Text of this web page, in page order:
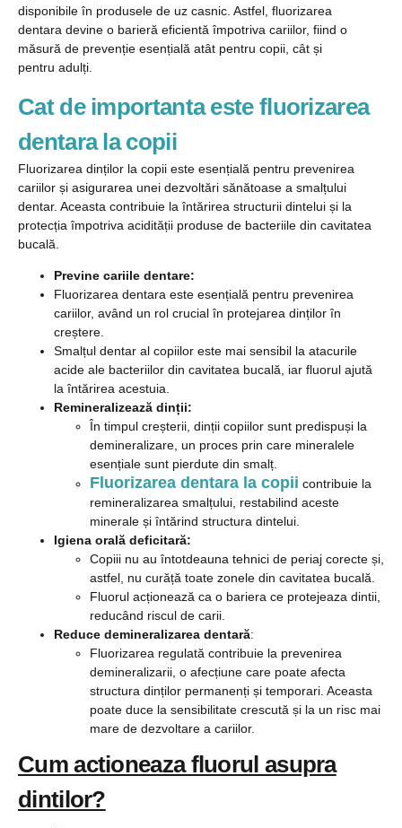
disponibile în produsele de uz casnic. Astfel, fluorizarea
dentara devine o barieră eficientă împotriva cariilor, fiind o
măsură de prevenție esențială atât pentru copii, cât și
pentru adulți.
Cat de importanta este fluorizarea
dentara la copii
Fluorizarea dinților la copii este esențială pentru prevenirea
cariilor și asigurarea unei dezvoltări sănătoase a smalțului
dentar. Aceasta contribuie la întărirea structurii dintelui și la
protecția împotriva acidității produse de bacteriile din cavitatea
bucală.
Previne cariile dentare:
Fluorizarea dentara este esențială pentru prevenirea
cariilor, având un rol crucial în protejarea dinților în
creștere.
Smalțul dentar al copiilor este mai sensibil la atacurile
acide ale bacteriilor din cavitatea bucală, iar fluorul ajută
la întărirea acestuia.
Remineralizează dinții:
În timpul creșterii, dinții copiilor sunt predispuși la
demineralizare, un proces prin care mineralele
esențiale sunt pierdute din smalț.
Fluorizarea dentara la copii contribuie la
remineralizarea smalțului, restabilind aceste
minerale și întărind structura dintelui.
Igiena orală deficitară:
Copiii nu au întotdeauna tehnici de periaj corecte și,
astfel, nu curăță toate zonele din cavitatea bucală.
Fluorul acționează ca o bariera ce protejeaza dintii,
reducând riscul de carii.
Reduce demineralizarea dentară:
Fluorizarea regulată contribuie la prevenirea
demineralizarii, o afecțiune care poate afecta
structura dinților permanenți și temporari. Aceasta
poate duce la sensibilitate crescută și la un risc mai
mare de dezvoltare a cariilor.
Cum actioneaza fluorul asupra
dintilor?